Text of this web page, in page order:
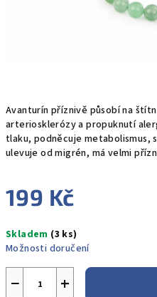
Avanturín příznivě působí na
arteriosklerózy a propuknutí
tlaku, podněcuje metabolismus,
ulevuje od migrén, má velmi
199 Kč
cena:
Skladem (3 ks)
Možnosti doručení
+
−